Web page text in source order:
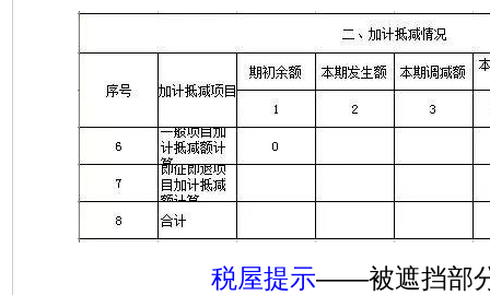
税屋提示——被遮挡部